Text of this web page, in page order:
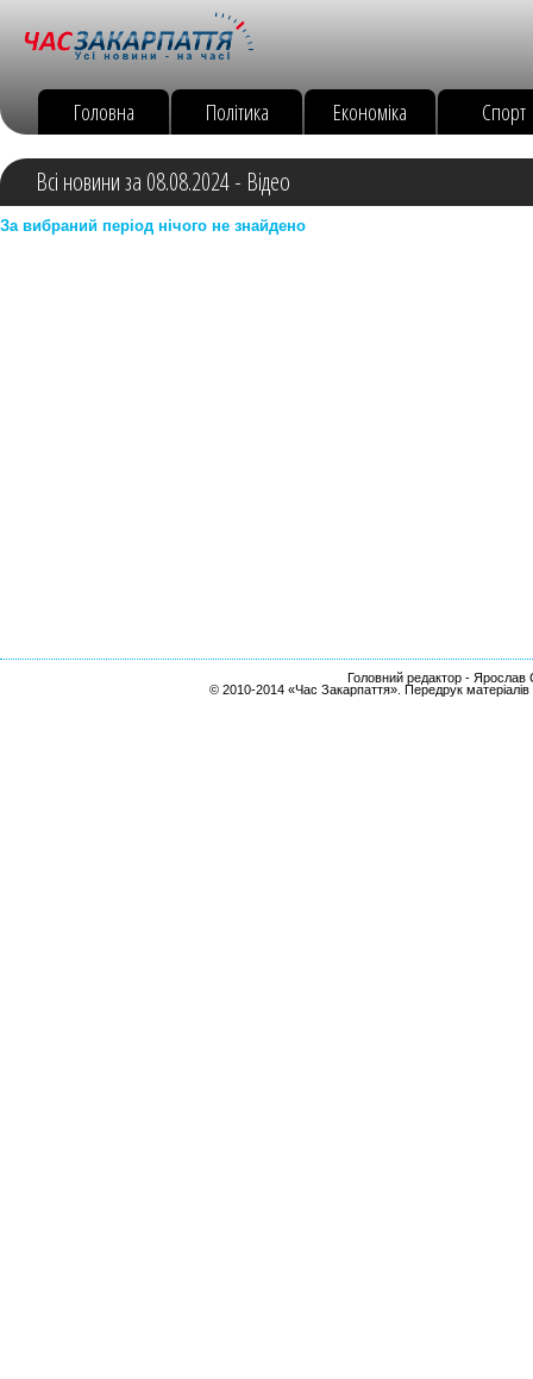
Головна Політика Економіка Спорт
Всі новини за 08.08.2024 - Відео
За вибраний період нічого не знайдено
Головний редактор - Ярослав
© 2010-2014 «Час Закарпаття». Передрук